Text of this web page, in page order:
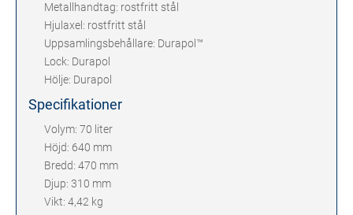
Metallhandtag: rostfritt stål
Hjulaxel: rostfritt stål
Uppsamlingsbehållare: Durapol™
Lock: Durapol
Hölje: Durapol
Specifikationer
Volym: 70 liter
Höjd: 640 mm
Bredd: 470 mm
Djup: 310 mm
Vikt: 4,42 kg